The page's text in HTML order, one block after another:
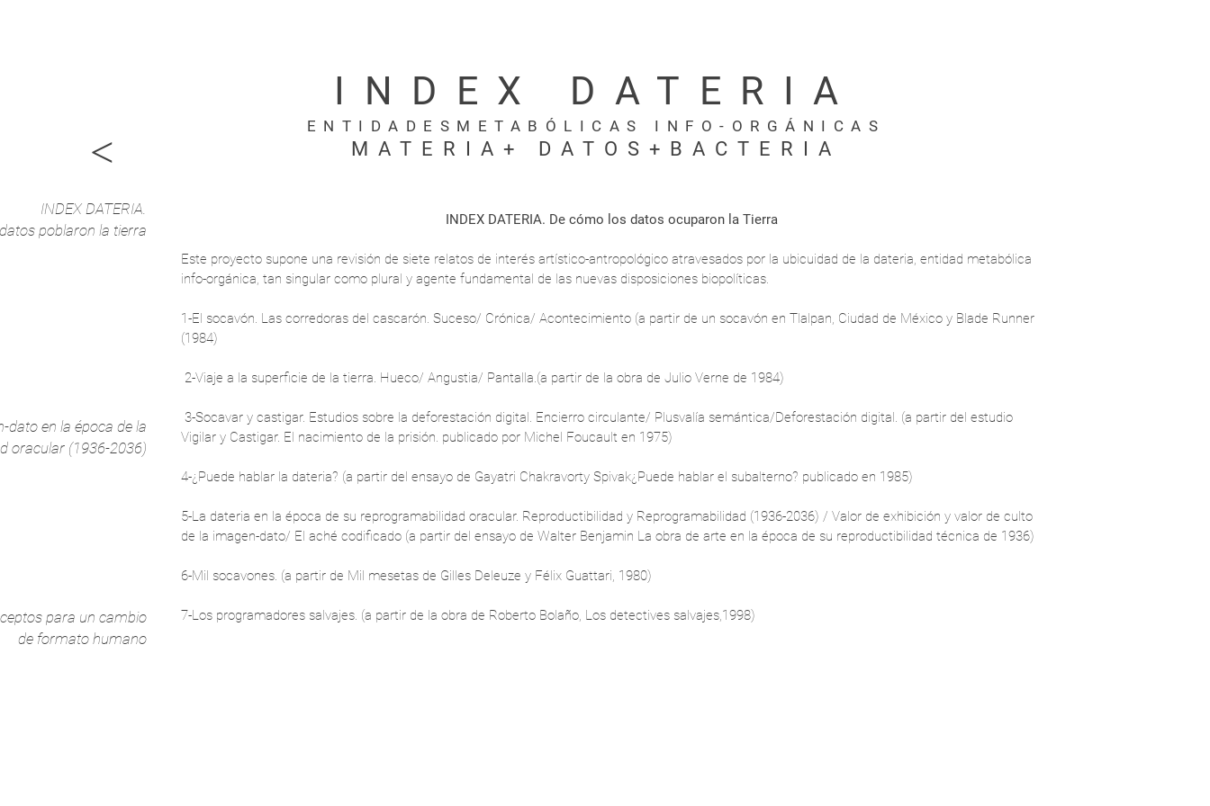
<
INDEX DATERIA.
poblaron la tierra
dato en la época de la
oracular (1936-2036)
para un cambio
de formato humano
INDEX DATERIA
ENTIDADESMETABÓLICAS INFO-ORGÁNICAS
MATERIA+ DATOS+BACTERIA
INDEX DATERIA. De cómo los datos ocuparon la Tierra
Este proyecto supone una revisión de siete relatos de interés artístico-antropológico atravesados por la ubicuidad de la dateria, entidad metabólica
info-orgánica, tan singular como plural y agente fundamental de las nuevas disposiciones biopolíticas.
1-El socavón. Las corredoras del cascarón. Suceso/ Crónica/ Acontecimiento (a partir de un socavón en Tlalpan, Ciudad de México y Blade Runner
(1984)
2-Viaje a la superficie de la tierra. Hueco/ Angustia/ Pantalla.(a partir de la obra de Julio Verne de 1984)
3-Socavar y castigar. Estudios sobre la deforestación digital. Encierro circulante/ Plusvalía semántica/Deforestación digital. (a partir del estudio
Vigilar y Castigar. El nacimiento de la prisión. publicado por Michel Foucault en 1975)
4-¿Puede hablar la dateria? (a partir del ensayo de Gayatri Chakravorty Spivak¿Puede hablar el subalterno? publicado en 1985)
5-La dateria en la época de su reprogramabilidad oracular. Reproductibilidad y Reprogramabilidad (1936-2036) / Valor de exhibición y valor de culto
de la imagen-dato/ El aché codificado (a partir del ensayo de Walter Benjamin La obra de arte en la época de su reproductibilidad técnica de 1936)
6-Mil socavones. (a partir de Mil mesetas de Gilles Deleuze y Félix Guattari, 1980)
7-Los programadores salvajes. (a partir de la obra de Roberto Bolaño, Los detectives salvajes,1998)